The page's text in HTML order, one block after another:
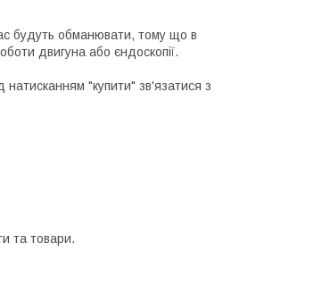
будуть обманювати, тому що в
двигуна або єндоскопії.
"купити" зв'язатися з
та товари.